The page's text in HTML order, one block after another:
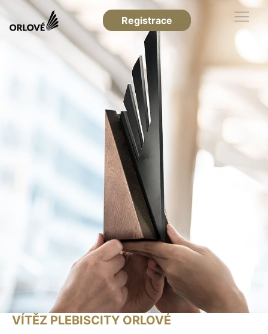
Registrace
VÍTĚZ PLEBISCITY ORLOVÉ